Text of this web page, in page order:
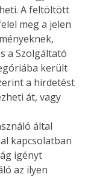
A feltöltött
meg a jelen
a Szolgáltató
került
a hirdetést
át, vagy
által
kapcsolatban
igényt
az ilyen